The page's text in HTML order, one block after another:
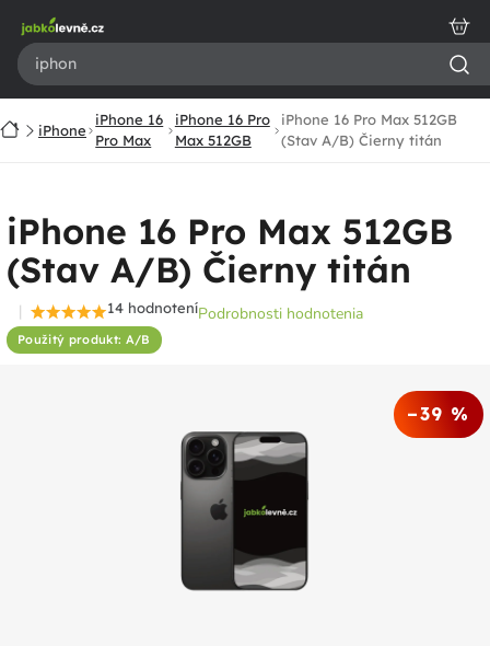
obsah
DomoviPhone
iPhone 16
Pro Max
iPhone 16 Pro
Max 512GB
iPhone 16 Pro Max 512GB
(Stav A/B) Čierny titán
iPhone 16 Pro Max 512GB
(Stav A/B) Čierny titán
Použitý produkt: A/B
Priemerné
hodnotenie
14 hodnoteníPodrobnosti hodnotenia
–39 %